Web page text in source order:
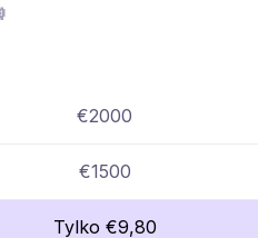
€2000
€1500
Tylko €9,80